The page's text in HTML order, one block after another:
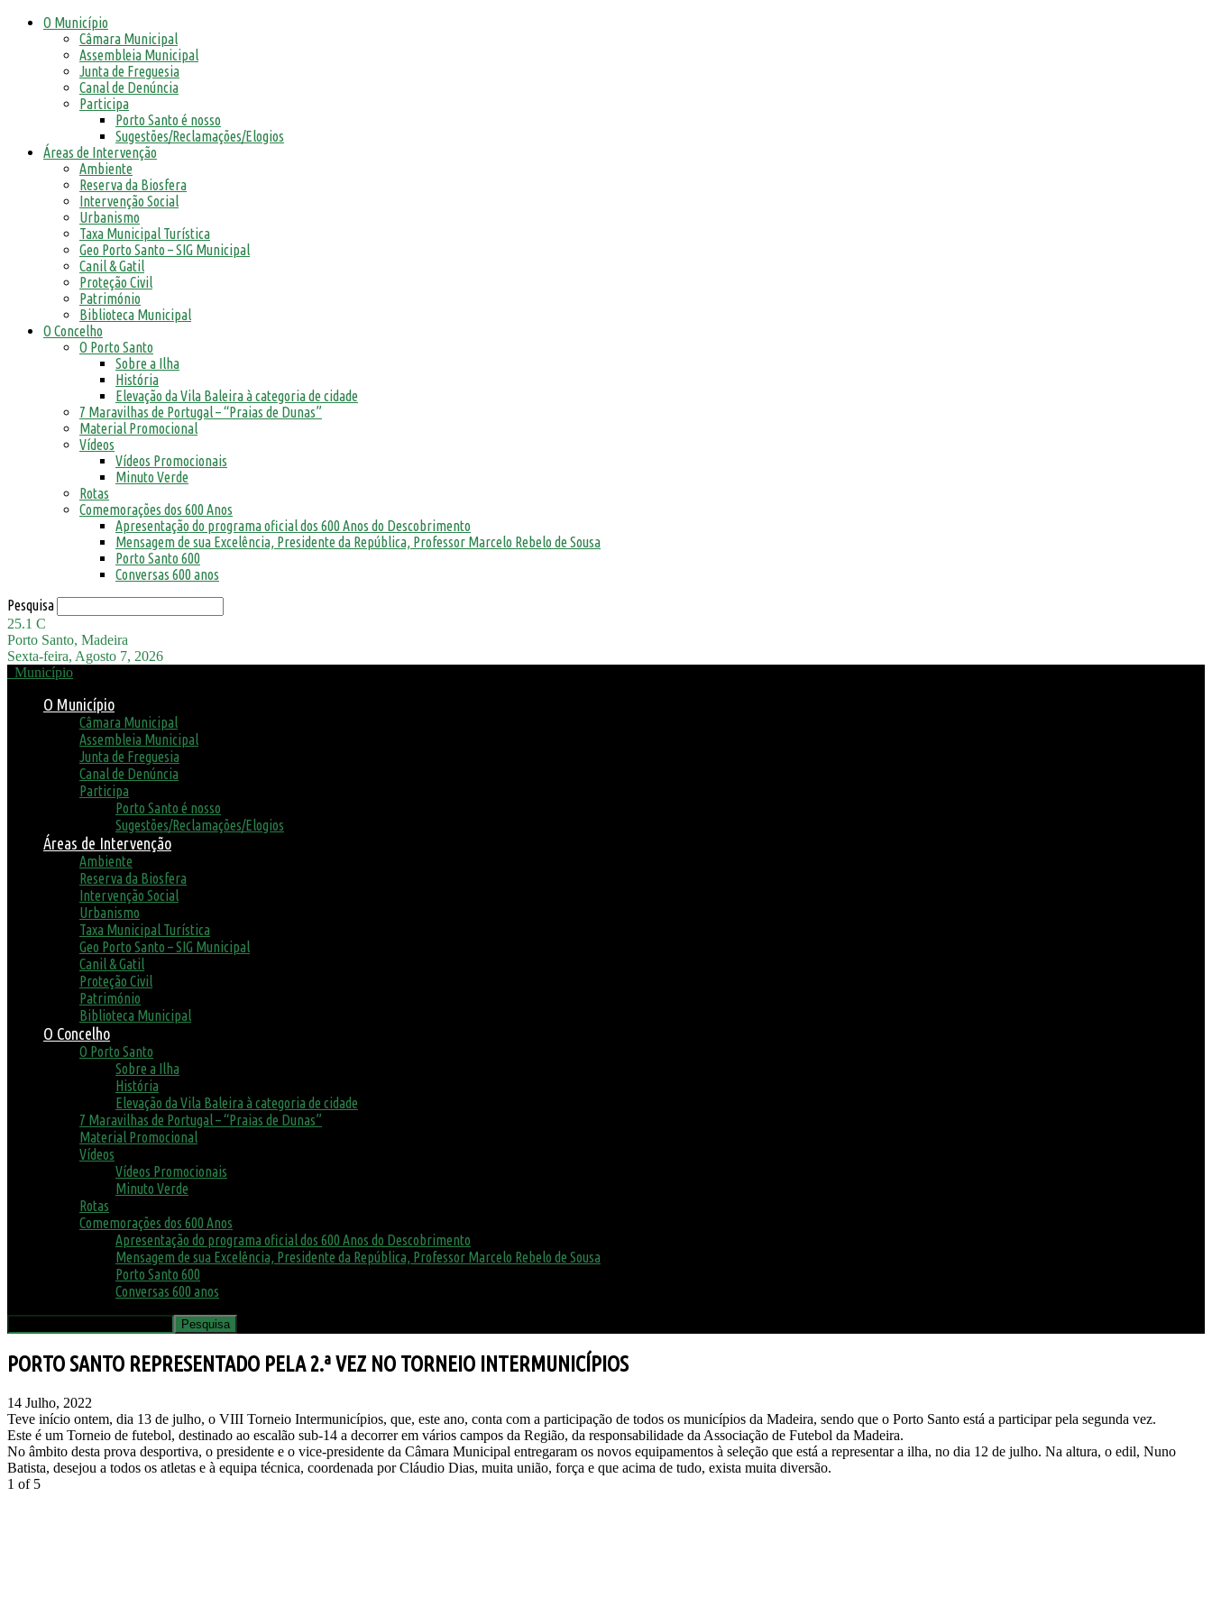
O Município
Câmara Municipal
Assembleia Municipal
Junta de Freguesia
Canal de Denúncia
Participa
Porto Santo é nosso
Sugestões/Reclamações/Elogios
Áreas de Intervenção
Ambiente
Reserva da Biosfera
Intervenção Social
Urbanismo
Taxa Municipal Turística
Geo Porto Santo – SIG Municipal
Canil & Gatil
Proteção Civil
Património
Biblioteca Municipal
O Concelho
O Porto Santo
Sobre a Ilha
História
Elevação da Vila Baleira à categoria de cidade
7 Maravilhas de Portugal – “Praias de Dunas”
Material Promocional
Vídeos
Vídeos Promocionais
Minuto Verde
Rotas
Comemorações dos 600 Anos
Apresentação do programa oficial dos 600 Anos do Descobrimento
Mensagem de sua Excelência, Presidente da República, Professor Marcelo Rebelo de Sousa
Porto Santo 600
Conversas 600 anos
Pesquisa
25.1 C
Porto Santo, Madeira
Sexta-feira, Agosto 7, 2026
Município
O Município
Câmara Municipal
Assembleia Municipal
Junta de Freguesia
Canal de Denúncia
Participa
Porto Santo é nosso
Sugestões/Reclamações/Elogios
Áreas de Intervenção
Ambiente
Reserva da Biosfera
Intervenção Social
Urbanismo
Taxa Municipal Turística
Geo Porto Santo – SIG Municipal
Canil & Gatil
Proteção Civil
Património
Biblioteca Municipal
O Concelho
O Porto Santo
Sobre a Ilha
História
Elevação da Vila Baleira à categoria de cidade
7 Maravilhas de Portugal – “Praias de Dunas”
Material Promocional
Vídeos
Vídeos Promocionais
Minuto Verde
Rotas
Comemorações dos 600 Anos
Apresentação do programa oficial dos 600 Anos do Descobrimento
Mensagem de sua Excelência, Presidente da República, Professor Marcelo Rebelo de Sousa
Porto Santo 600
Conversas 600 anos
PORTO SANTO REPRESENTADO PELA 2.ª VEZ NO TORNEIO INTERMUNICÍPIOS
14 Julho, 2022
Teve início ontem, dia 13 de julho, o VIII Torneio Intermunicípios, que, este ano, conta com a participação de todos os municípios da Madeira, sendo que o Porto Santo está a participar pela segunda vez.
Este é um Torneio de futebol, destinado ao escalão sub-14 a decorrer em vários campos da Região, da responsabilidade da Associação de Futebol da Madeira.
No âmbito desta prova desportiva, o presidente e o vice-presidente da Câmara Municipal entregaram os novos equipamentos à seleção que está a representar a ilha, no dia 12 de julho. Na altura, o edil, Nuno
Batista, desejou a todos os atletas e à equipa técnica, coordenada por Cláudio Dias, muita união, força e que acima de tudo, exista muita diversão.
1 of 5